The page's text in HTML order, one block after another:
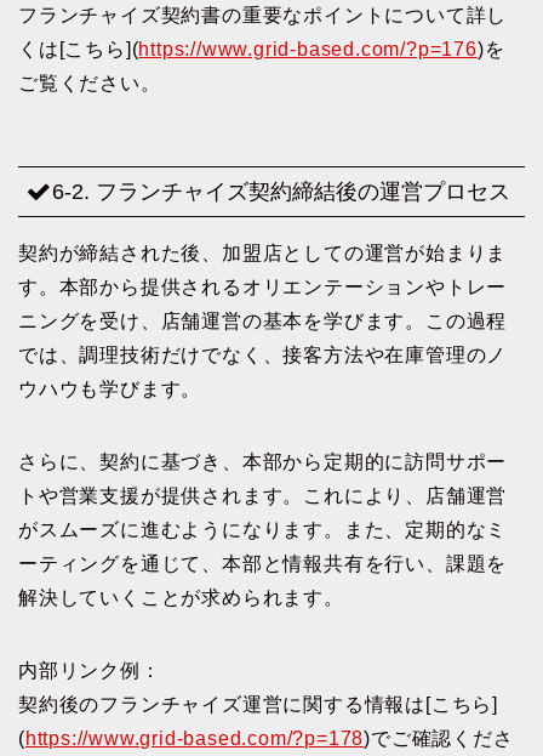
フランチャイズ契約書の重要なポイントについて詳し
くは[こちら](https://www.grid-based.com/?p=176)を
ご覧ください。
6-2. フランチャイズ契約締結後の運営プロセス
契約が締結された後、加盟店としての運営が始まりま
す。本部から提供されるオリエンテーションやトレー
ニングを受け、店舗運営の基本を学びます。この過程
では、調理技術だけでなく、接客方法や在庫管理のノ
ウハウも学びます。
さらに、契約に基づき、本部から定期的に訪問サポー
トや営業支援が提供されます。これにより、店舗運営
がスムーズに進むようになります。また、定期的なミ
ーティングを通じて、本部と情報共有を行い、課題を
解決していくことが求められます。
内部リンク例：
契約後のフランチャイズ運営に関する情報は[こちら]
(https://www.grid-based.com/?p=178)でご確認くださ